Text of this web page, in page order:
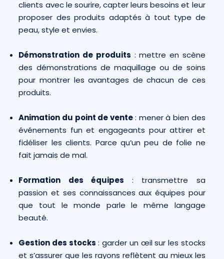
clients avec le sourire, capter leurs besoins et leur
proposer des produits adaptés à tout type de
peau, style et envies.
Démonstration de produits : mettre en scène
des démonstrations de maquillage ou de soins
pour montrer les avantages de chacun de ces
produits.
Animation du point de vente: mener à bien des
événements fun et engageants pour attirer et
fidéliser les clients. Parce qu’un peu de folie ne
fait jamais de mal.
Formation des équipes : transmettre sa
passion et ses connaissances aux équipes pour
que tout le monde parle le même langage
beauté.
Gestion des stocks : garder un œil sur les stocks
et s’assurer que les rayons reflètent au mieux les